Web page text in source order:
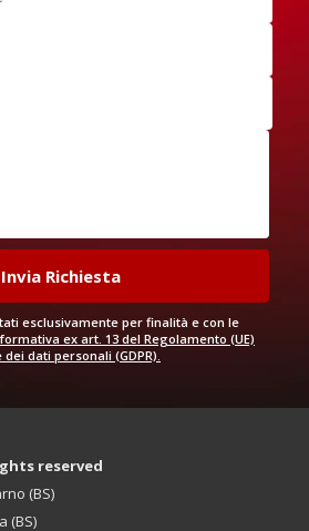
esclusivamente per finalità e con le
ex art. 13 del Regolamento (UE)
dati personali (GDPR).
reserved
(BS)
(BS)